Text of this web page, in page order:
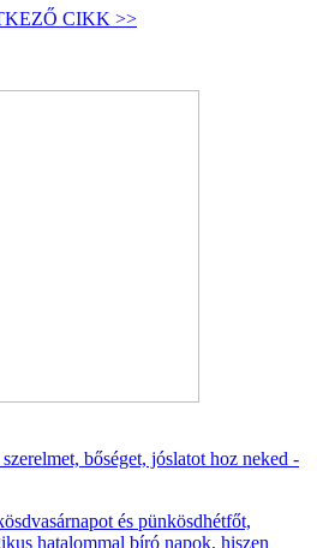
CIKK >>
bőséget, jóslatot hoz neked -
és pünkösdhétfőt,
hatalommal bíró napok, hiszen